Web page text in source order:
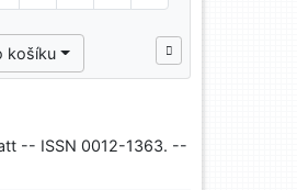
košíku
-- ISSN 0012-1363. --